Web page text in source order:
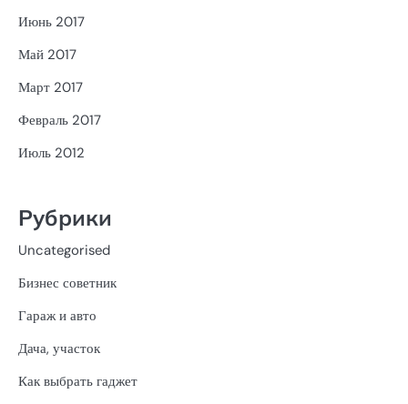
Июнь 2017
Май 2017
Март 2017
Февраль 2017
Июль 2012
Рубрики
Uncategorised
Бизнес советник
Гараж и авто
Дача, участок
Как выбрать гаджет